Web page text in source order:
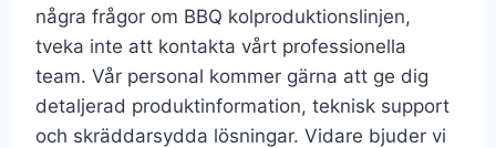
några frågor om BBQ kolproduktionslinjen,
tveka inte att kontakta vårt professionella
team. Vår personal kommer gärna att ge dig
detaljerad produktinformation, teknisk support
och skräddarsydda lösningar. Vidare bjuder vi